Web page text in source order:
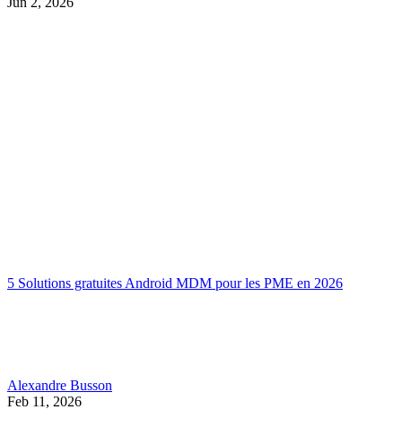
5 Solutions gratuites Android MDM pour les PME en 2026
Alexandre Busson
Feb 11, 2026